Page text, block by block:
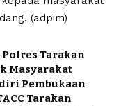
(adpim)
Tarakan
Masyarakat
Pembukaan
Tarakan